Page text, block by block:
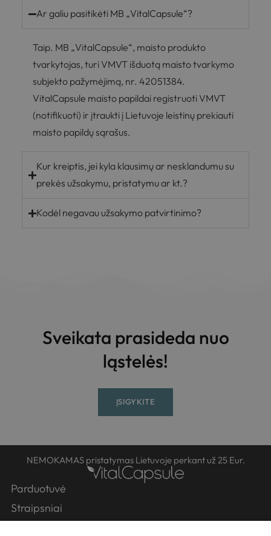
Ar galiu pasitikėti MB „VitalCapsule“?
Taip. MB „VitalCapsule“, maisto produkto
tvarkytojas, turi VMVT išduotą maisto tvarkymo
subjekto pažymėjimą, nr. 42051384.
VitalCapsule maisto papildai registruoti VMVT
(notifikuoti) ir įtraukti į Lietuvoje leistinų prekiauti
maisto papildų sąrašus.
Kur kreiptis, jei kyla klausimų ar nesklandumu su
prekės užsakymu, pristatymu ar kt.?
Kodėl negavau užsakymo patvirtinimo?
Sveikata prasideda nuo
ląstelės!
ĮSIGYKITE
NEMOKAMAS pristatymas Lietuvoje perkant už 25 Eur.
Parduotuvė
Straipsniai